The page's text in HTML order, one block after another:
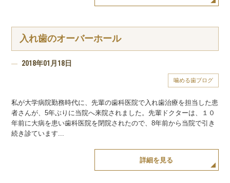
入れ歯のオーバーホール
2018年01月18日
噛める歯ブログ
私が大学病院勤務時代に、先輩の歯科医院で入れ歯治療を担当した患
者さんが、5年ぶりに当院へ来院されました。先輩ドクターは、１０
年前に大病を患い歯科医院を閉院されたので、8年前から当院で引き
続き診ています...
詳細を見る